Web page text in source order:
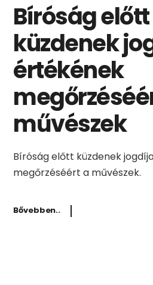
Bíróság előtt
küzdenek
értékének
művészek
Bíróság előtt küzdenek
megőrzéséért a művészek.
Bővebben..